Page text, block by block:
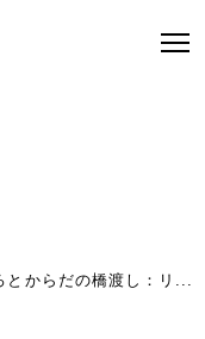
とからだの橋渡し：リ...